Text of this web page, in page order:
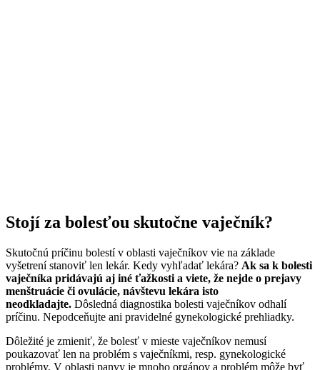
Stojí za bolesťou skutočne vaječník?
Skutočnú príčinu bolestí v oblasti vaječníkov vie na základe
vyšetrení stanoviť len lekár. Kedy vyhľadať lekára? Ak sa k bolesti
vaječníka pridávajú aj iné ťažkosti a viete, že nejde o prejavy
menštruácie či ovulácie, návštevu lekára isto
neodkladajte. Dôsledná diagnostika bolesti vaječníkov odhalí
príčinu. Nepodceňujte ani pravidelné gynekologické prehliadky.
Dôležité je zmieniť, že bolesť v mieste vaječníkov nemusí
poukazovať len na problém s vaječníkmi, resp. gynekologické
problémy. V oblasti panvy je mnoho orgánov a problém môže byť